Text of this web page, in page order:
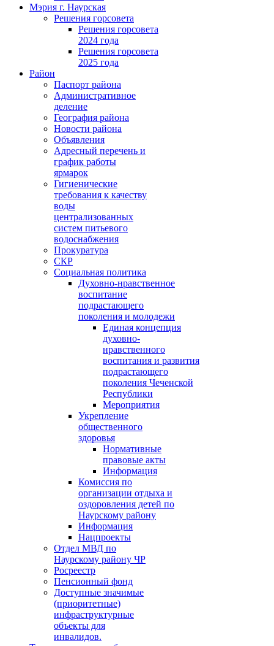
Мэрия г. Наурская
Решения горсовета
Решения горсовета
2024 года
Решения горсовета
2025 года
Район
Паспорт района
Административное
деление
География района
Новости района
Объявления
Адресный перечень и
график работы
ярмарок
Гигиенические
требования к качеству
воды
централизованных
систем питьевого
водоснабжения
Прокуратура
СКР
Социальная политика
Духовно-нравственное
воспитание
подрастающего
поколения и молодежи
Единая концепция
духовно-
нравственного
воспитания и развития
подрастающего
поколения Чеченской
Республики
Мероприятия
Укрепление
общественного
здоровья
Нормативные
правовые акты
Информация
Комиссия по
организации отдыха и
оздоровления детей по
Наурскому району
Информация
Нацпроекты
Отдел МВД по
Наурскому району ЧР
Росреестр
Пенсионный фонд
Доступные значимые
(приоритетные)
инфраструктурные
объекты для
инвалидов.